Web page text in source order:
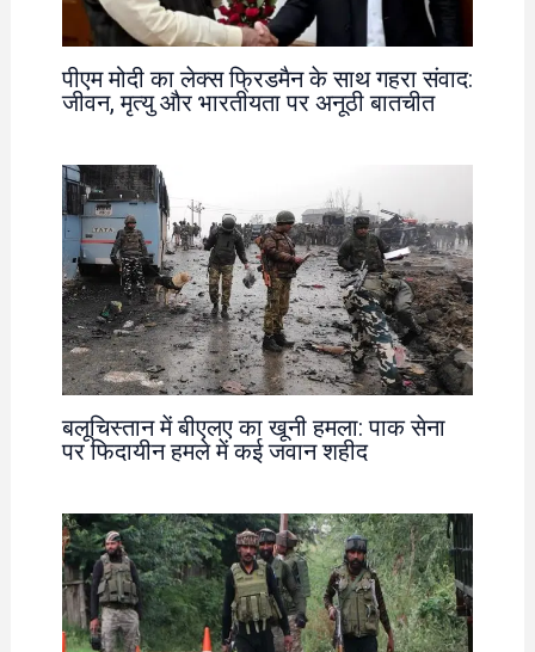
पीएम मोदी का लेक्स फ्रिडमैन के साथ गहरा संवाद:
जीवन, मृत्यु और भारतीयता पर अनूठी बातचीत
बलूचिस्तान में बीएलए का खूनी हमला: पाक सेना
पर फिदायीन हमले में कई जवान शहीद